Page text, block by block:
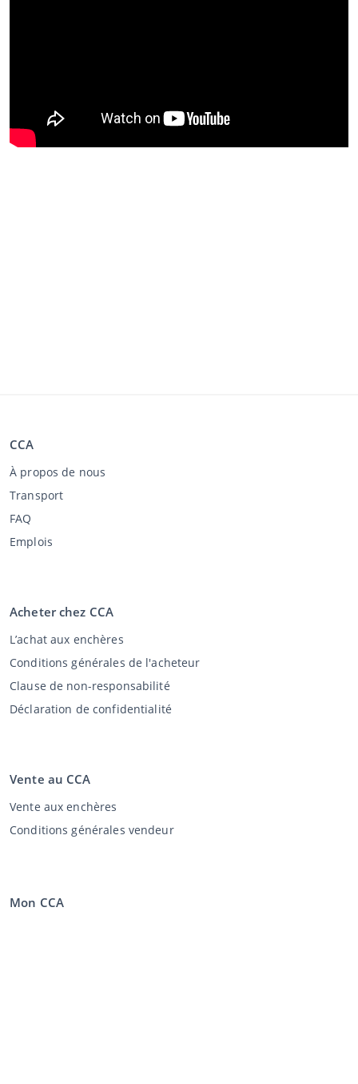
CCA
À propos de nous
Transport
FAQ
Emplois
Acheter chez CCA
L’achat aux enchères
Conditions générales de l'acheteur
Clause de non-responsabilité
Déclaration de confidentialité
Vente au CCA
Vente aux enchères
Conditions générales vendeur
Mon CCA